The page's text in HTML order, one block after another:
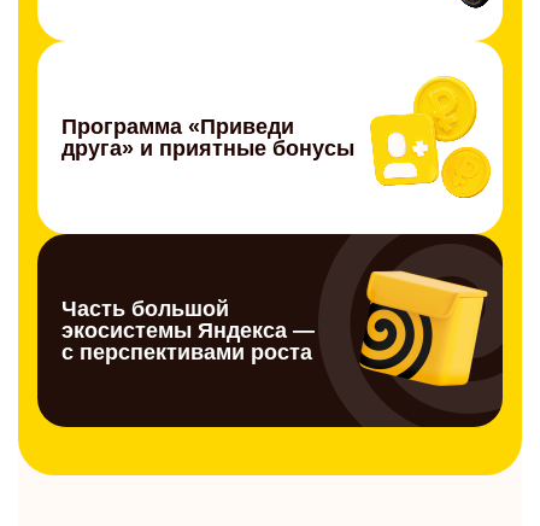
Программа «Приведи
друга» и приятные бонусы
Часть большой
экосистемы Яндекса —
с перспективами роста